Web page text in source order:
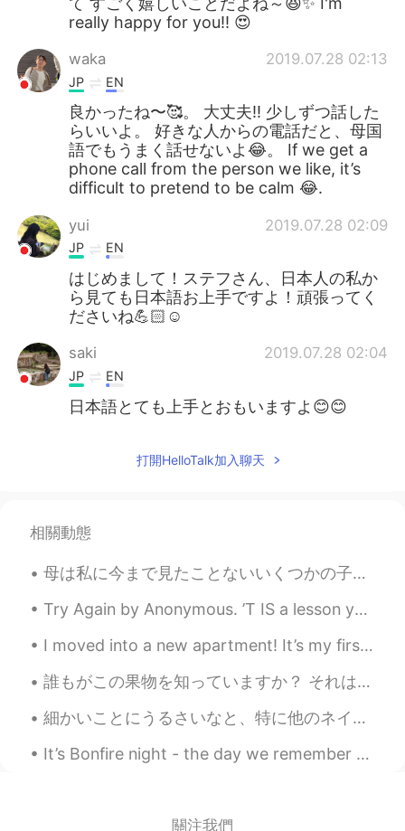
really happy for you!! 😍
waka 2019.07.28 02:13
JP EN
良かったね〜🥰。 大丈夫‼️ 少しずつ話した
らいいよ。 好きな人からの電話だと、母国
語でもうまく話せないよ😂。 If we get a
phone call from the person we like, it’s
difficult to pretend to be calm 😂.
yui 2019.07.28 02:09
JP EN
はじめまして！ステフさん、日本人の私か
ら見ても日本語お上手ですよ！頑張ってく
ださいね💪🏻☺️
saki 2019.07.28 02:04
JP EN
日本語とても上手とおもいますよ😊😊
打開HelloTalk加入聊天
相關動態
母は私に今まで見たことないいくつかの子供の頃の写真を送ってくれた とてもぽっちゃり子供だった 子供の頃、両親が小さなボートを持っていたから、よく海に行った 父はたまに私に操縦させてくれた けっ...
Try Again by Anonymous. ’T IS a lesson you should heed, Try, try, try again; If at first y...
I moved into a new apartment! It’s my first time living alone without a roommate! It’s a place t...
誰もがこの果物を知っていますか？ それは私が今まで所有した中で最も臭いものです。 電車の中で持ち帰る必要があり、他の人にも匂いがするのではないかと心配でした。 幸い、みんながマスクをしていて、最...
細かいことにうるさいなと、特に他のネイティブスピーカーに思われるかもしれないけど、HelloTalkによく見る間違いを明らかにしたいです。 お弁当は「lunch box」という意味だとよく思わ...
It’s Bonfire night - the day we remember that a man tried to blow up parliament but he failed in ...
關注我們